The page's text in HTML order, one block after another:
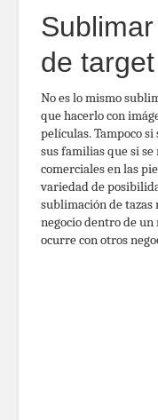
de
No es lo mismo
que hacerlo con
películas. Tampoco
sus familias que si
comerciales en las
variedad de
sublimación de
negocio dentro de
ocurre con otros